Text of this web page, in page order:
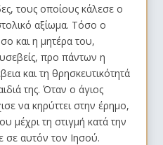
τους οποίους κάλεσε ο
αξίωμα. Τόσο ο
και η μητέρα του,
προ πάντων η
και τη θρησκευτικότητά
της. Όταν ο άγιος
να κηρύττει στην έρημο,
μέχρι τη στιγμή κατά την
σε αυτόν τον Ιησού.